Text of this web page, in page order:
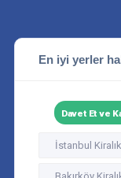
En iyi yerler
Davet Et ve
İstanbul